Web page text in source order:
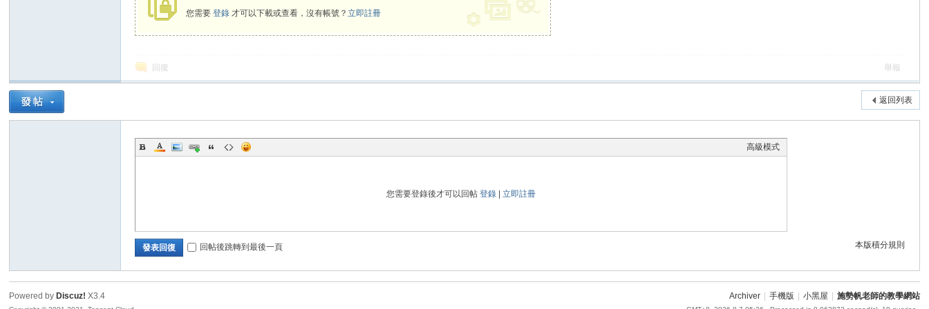
的
您需要登錄 才可以下載或查看，沒有帳號？立即註冊
回復 舉報
返回列表
高級模式
您需要登錄後才可以回帖登錄 |立即註冊
本版積分規則
發表回復 回帖後跳轉到最後一頁
Archiver 手機版 小黑屋 施勢帆老師的教學網站
Powered by Discuz! X3.4